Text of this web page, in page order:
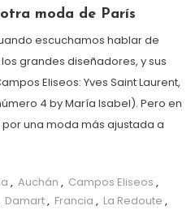
moda de París
escuchamos hablar de
grandes diseñadores, y sus
Eliseos: Yves Saint Laurent,
4 by María Isabel). Pero en
una moda más ajustada a
, Auchán , Campos Eliseos ,
Damart, Francia , La Redoute ,